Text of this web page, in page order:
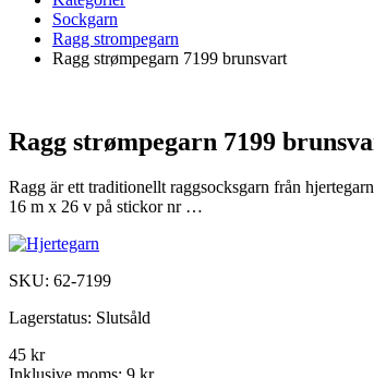
Sockgarn
Ragg strompegarn
Ragg strømpegarn 7199 brunsvart
Ragg strømpegarn 7199
Ragg är ett traditionellt raggsocksgarn från
16 m x 26 v på stickor nr …
SKU: 62-7199
Lagerstatus: Slutsåld
45 kr